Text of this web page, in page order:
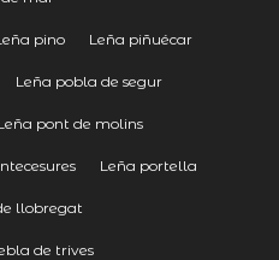
pino Leña piñuécar
Leña pobla de segur
pont de molins
Leña portella
llobregat
de trives